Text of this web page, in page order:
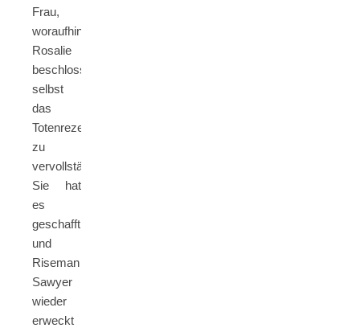
Frau,
woraufhin
Rosalie
beschloss,
selbst
das
Totenrezept
zu
vervollständigen.
Sie hat
es
geschafft
und
Riseman
Sawyer
wieder
erweckt